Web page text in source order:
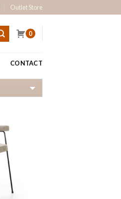
Outlet Store
0
CONTACT